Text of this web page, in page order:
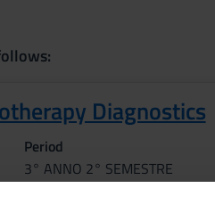
Diagnostics
Period
3° ANNO 2° SEMESTRE